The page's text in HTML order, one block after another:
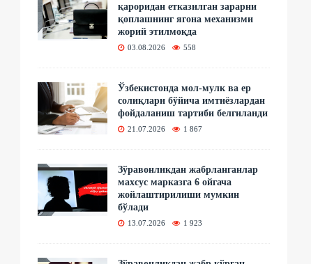
қароридан етказилган зарарни
қоплашнинг ягона механизми
жорий этилмоқда
03.08.2026 558
Ўзбекистонда мол-мулк ва ер
солиқлари бўйича имтиёзлардан
фойдаланиш тартиби белгиланди
21.07.2026 1 867
Зўравонликдан жабрланганлар
махсус марказга 6 ойгача
жойлаштирилиши мумкин
бўлади
13.07.2026 1 923